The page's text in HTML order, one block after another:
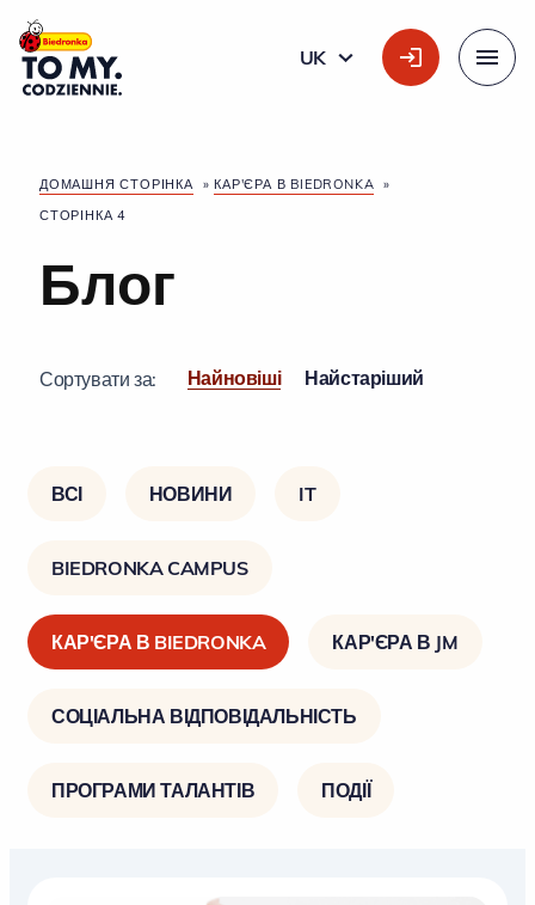
Головний логотип
UK
УКРАЇНСЬКА
ДОМАШНЯ СТОРІНКА » КАР'ЄРА В BIEDRONKA »
СТОРІНКА 4
Блог
Сортувати за: Найновіші Найстаріший
ВСІ НОВИНИ IT
BIEDRONKA CAMPUS
КАР'ЄРА В BIEDRONKA КАР'ЄРА В JM
СОЦІАЛЬНА ВІДПОВІДАЛЬНІСТЬ
ПРОГРАМИ ТАЛАНТІВ ПОДІЇ